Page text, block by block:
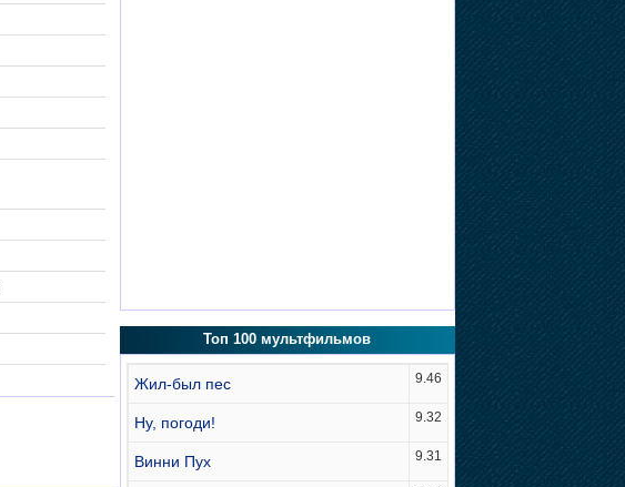
Топ 100 мультфильмов
Жил-был пес 9.46
Ну, погоди! 9.32
Винни Пух 9.31